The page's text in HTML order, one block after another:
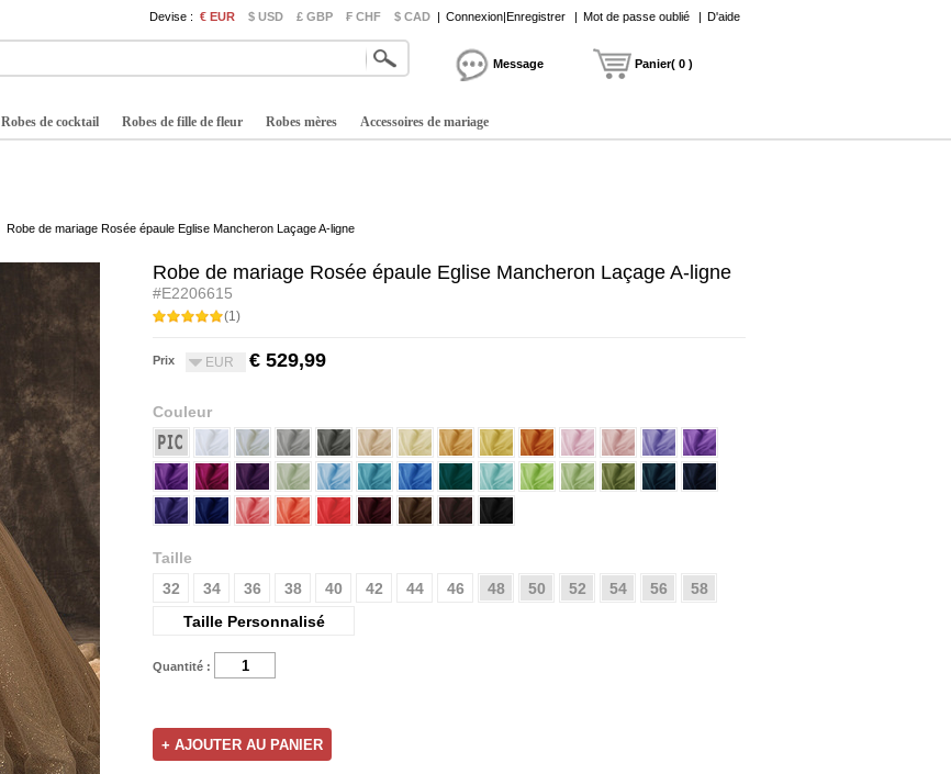
Devise : € EUR $ USD £ GBP ₣ CHF $ CAD | Connexion|Enregistrer | Mot de passe oublié | D'aide
Message Panier( 0 )
Robes de cocktail Robes de fille de fleur Robes mères Accessoires de mariage
Robe de mariage Rosée épaule Eglise Mancheron Laçage A-ligne
Robe de mariage Rosée épaule Eglise Mancheron Laçage A-ligne
#E2206615
(1)
Prix EUR € 529,99
Couleur
Taille
32
34 36 38 40 42 44 46 48 50 52 54 56
58
Taille Personnalisé
Quantité :